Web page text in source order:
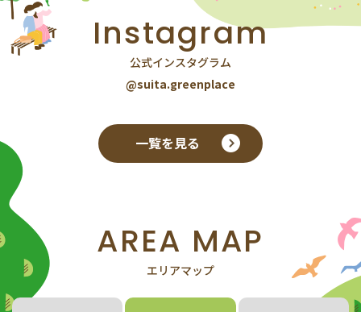
Instagram
公式インスタグラム
@suita.greenplace
一覧を見る
AREA MAP
エリアマップ